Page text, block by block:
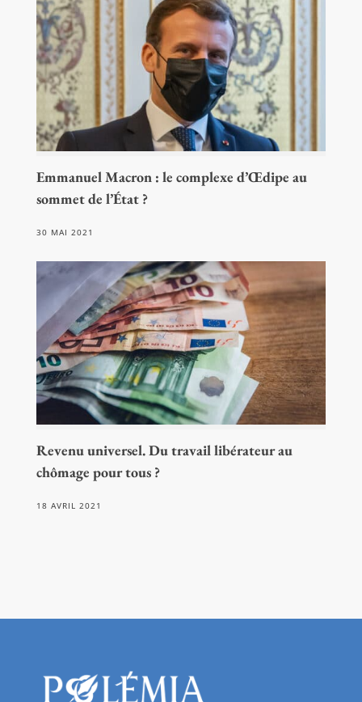
Emmanuel Macron : le complexe d’Œdipe au
sommet de l’État ?
30 MAI 2021
Revenu universel. Du travail libérateur au
chômage pour tous ?
18 AVRIL 2021